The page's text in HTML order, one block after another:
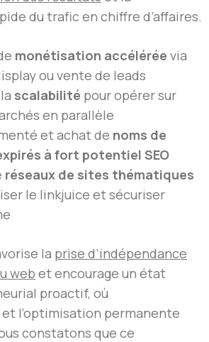
du trafic en chiffre d’affaires.
monétisation accélérée via
ou vente de leads
scalabilité pour opérer sur
en parallèle
et achat de noms de
à fort potentiel SEO
réseaux de sites thématiques
le linkjuice et sécuriser
la prise d’indépendance
web et encourage un état
proactif, où
l’optimisation permanente
constatons que ce